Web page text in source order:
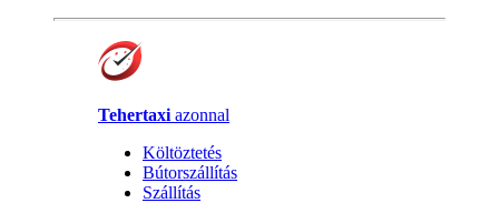
Tehertaxi azonnal
Költöztetés
Bútorszállítás
Szállítás